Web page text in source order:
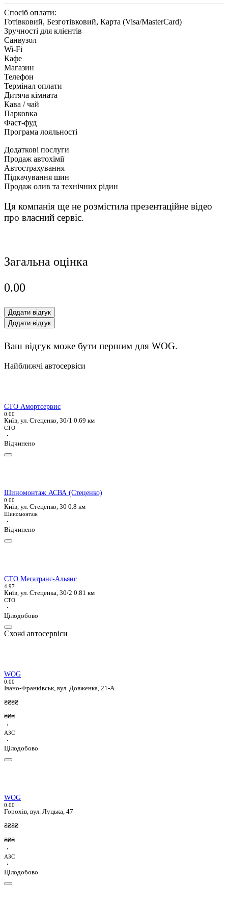
Спосіб оплати:
Готівковий, Безготівковий, Карта (Visa/MasterCard)
Зручності для клієнтів
Санвузол
Wi-Fi
Кафе
Магазин
Телефон
Термінал оплати
Дитяча кімната
Кава / чай
Парковка
Фаст-фуд
Програма лояльності
Додаткові послуги
Продаж автохімії
Автострахування
Підкачування шин
Продаж олив та технічних рідин
Ця компанія ще не розмістила презентаційне відео
про власний сервіс.
Загальна оцінка
0.00
Додати відгук
Додати відгук
Ваш відгук може бути першим для WOG.
Найближчі автосервіси
СТО Амортсервис
0.00
Київ, ул. Стеценко, 30/1 0.69 км
СТО
·
Відчинено
Шиномонтаж АСВА (Стеценко)
0.00
Київ, ул. Стеценко, 30 0.8 км
Шиномонтаж
·
Відчинено
СТО Мегатранс-Альянс
4.97
Київ, ул. Стеценка, 30/2 0.81 км
СТО
·
Цілодобово
Схожі автосервіси
WOG
0.00
Івано-Франківськ, вул. Довженка, 21-А
₴₴₴₴
₴₴₴
·
АЗС
·
Цілодобово
WOG
0.00
Горохів, вул. Луцька, 47
₴₴₴₴
₴₴₴
·
АЗС
·
Цілодобово